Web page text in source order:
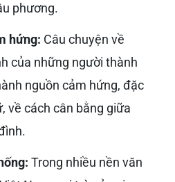
phương.
hứng: Câu chuyện về
của những người thành
nguồn cảm hứng, đặc
về cách cân bằng giữa
Trong nhiều nền văn